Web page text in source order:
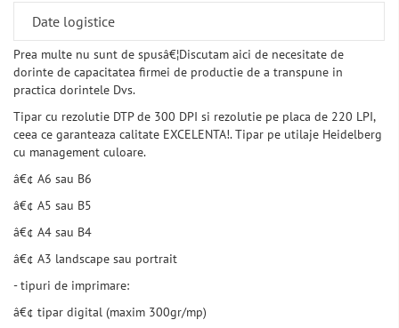
Date logistice
Prea multe nu sunt de spusâ€¦Discutam aici de necesitate de
dorinte de capacitatea firmei de productie de a transpune in
practica dorintele Dvs.
Tipar cu rezolutie DTP de 300 DPI si rezolutie pe placa de 220 LPI,
ceea ce garanteaza calitate EXCELENTA!. Tipar pe utilaje Heidelberg
cu management culoare.
â€¢ A6 sau B6
â€¢ A5 sau B5
â€¢ A4 sau B4
â€¢ A3 landscape sau portrait
- tipuri de imprimare:
â€¢ tipar digital (maxim 300gr/mp)